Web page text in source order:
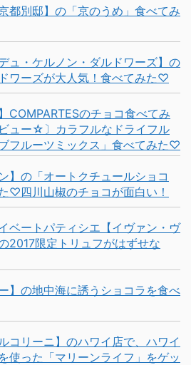
都別邸】の「京のうめ」食べてみ
ュ・ケルノン・ダルドワーズ】の
ワーズが大人気！食べてみた♡
COMPARTESのチョコ食べてみ
ュー☆〕カラフルなドライフル
フルーツミックス」食べてみた♡
】の「オートクチュールショコ
♡四川山椒のチョコが面白い！
ベートパティシエ【イヴァン・ヴ
2017限定トリュフがはずせな
】の地中海に誘うショコラを食べ
コリーニ】のハワイ店で、ハワイ
使った「マリーンライフ」をゲッ